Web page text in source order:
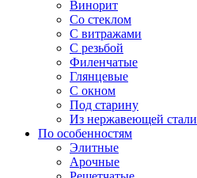
Винорит
Со стеклом
С витражами
С резьбой
Филенчатые
Глянцевые
С окном
Под старину
Из нержавеющей стали
По особенностям
Элитные
Арочные